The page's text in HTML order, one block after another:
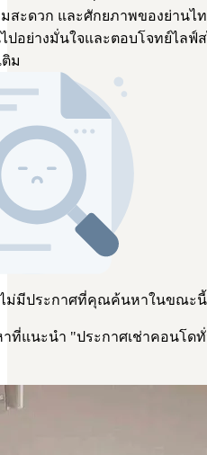
สะดวก และศักยภาพของย่านไ
ปอย่างมั่นใจและตอบโจทย์ไลฟ์
ติม
ม่มีประกาศที่คุณค้นหาในขณะนี้
ที่แนะนำ "ประกาศเช่าคอนโด